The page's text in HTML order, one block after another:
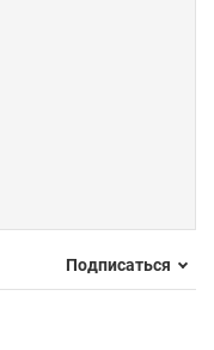
Подписаться